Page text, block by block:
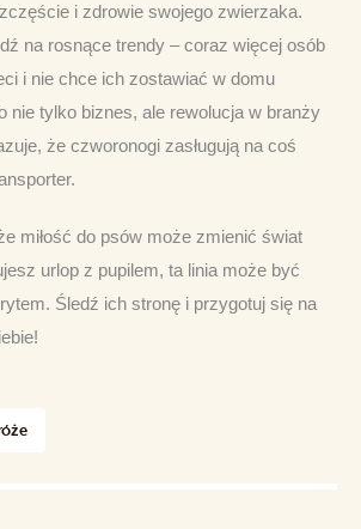
i zdrowie swojego zwierzaka.
na rosnące trendy – coraz więcej osób
i nie chce ich zostawiać w domu
nie tylko biznes, ale rewolucja w branży
że czworonogi zasługują na coś
miłość do psów może zmienić świat
urlop z pupilem, ta linia może być
Śledź ich stronę i przygotuj się na